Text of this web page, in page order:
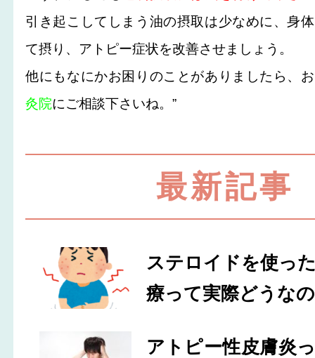
引き起こしてしまう油の摂取は少なめに、身
て摂り、アトピー症状を改善させましょう。
他にもなにかお困りのことがありましたら、
灸院にご相談下さいね。”
最新記事
ステロイドを使っ
療って実際どうな
アトピー性皮膚炎